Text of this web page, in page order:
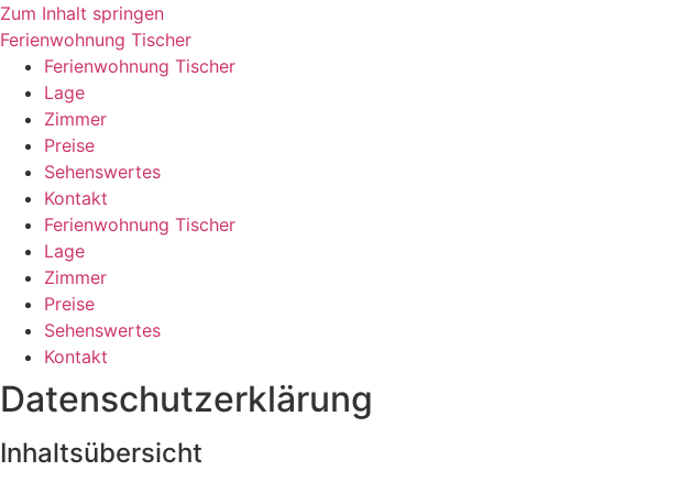
Zum Inhalt springen
Ferienwohnung Tischer
Ferienwohnung Tischer
Lage
Zimmer
Preise
Sehenswertes
Kontakt
Ferienwohnung Tischer
Lage
Zimmer
Preise
Sehenswertes
Kontakt
Datenschutzerklärung
Inhaltsübersicht